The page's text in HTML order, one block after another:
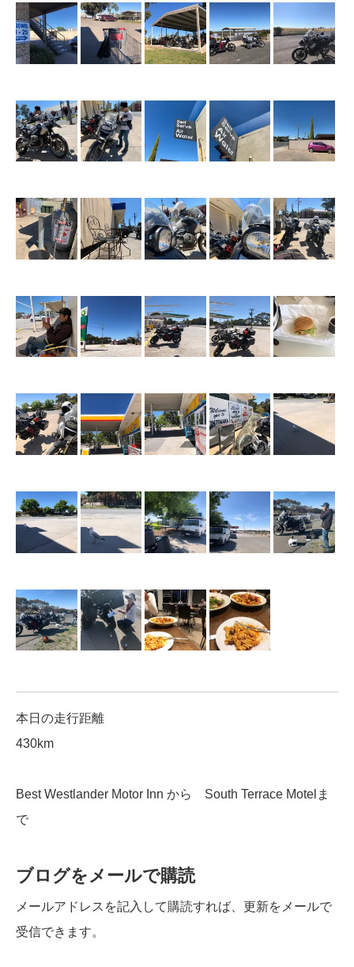
本日の走行距離
430km
Best Westlander Motor Inn から South Terrace Motelま
で
ブログをメールで購読
メールアドレスを記入して購読すれば、更新をメールで
受信できます。